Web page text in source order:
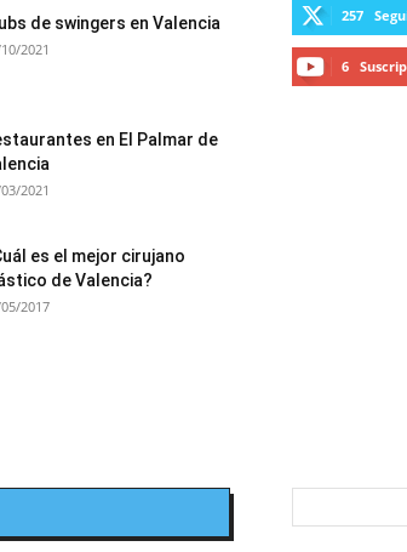
de swingers en Valencia
2021
en El Palmar de
2021
es el mejor cirujano
de Valencia?
2017
257
6